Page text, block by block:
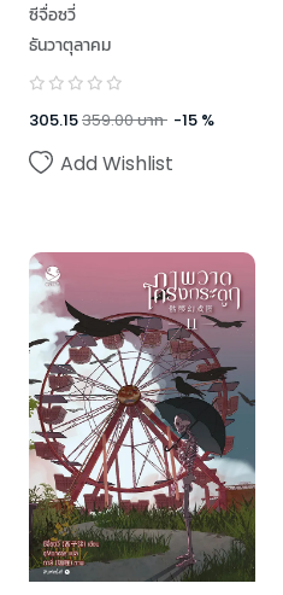
ซีจื่อซวี่
ธันวาตุลาคม
305.15359.00บาท -15 %
Add Wishlist